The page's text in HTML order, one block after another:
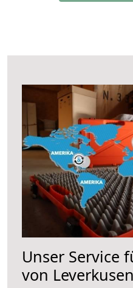
Unser Service
von